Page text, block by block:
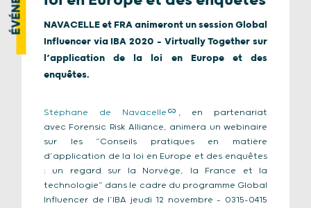
NAVACELLE et FRA animeront un session Global
Influencer via IBA 2020 – Virtually Together sur
l’application de la loi en Europe et des
enquêtes.
Stéphane de Navacelle
, en partenariat
avec Forensic Risk Alliance, animera un webinaire
sur les “Conseils pratiques en matière
d’application de la loi en Europe et des enquêtes
: un regard sur la Norvège, la France et la
technologie” dans le cadre du programme Global
Influencer de l’IBA jeudi 12 novembre – 0315-0415